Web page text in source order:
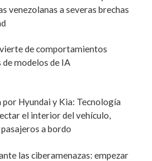
venezolanas a severas brechas
de comportamientos
modelos de IA
por Hyundai y Kia: Tecnología
el interior del vehículo,
a bordo
las ciberamenazas: empezar